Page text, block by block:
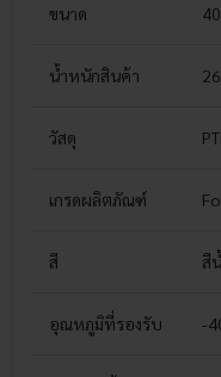
ขนาด
น้ำหนักสินค้า
วัสดุ
เกรดผลิตภัณฑ์
สี สี
อุณหภูมิที่รองรับ -